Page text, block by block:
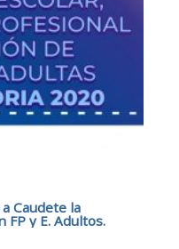
Caudete la
FP y E. Adultos.